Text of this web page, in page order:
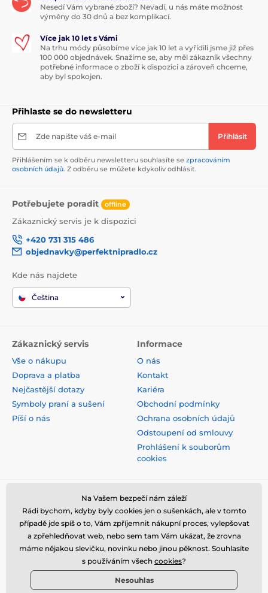
Nesedí Vám vybrané zboží? Nevadí, u nás máte možnost
výměny do 30 dnů a bez komplikací.
Více jak 10 let s Vámi
Na trhu módy působíme více jak 10 let a vyřídili jsme již přes
100 000 objednávek. Snažíme se, aby měl zákazník všechny
potřebné informace o zboží k dispozici a zároveň chceme,
aby byl spokojen.
Přihlaste se do newsletteru
Zde napište váš e-mail Přihlásit
Přihlášením se k odběru newsletteru souhlasíte se zpracováním
osobních údajů. Z odběru se můžete kdykoliv odhlásit.
Potřebujete poradit offline
Zákaznický servis je k dispozici
+420 731 315 486
objednavky@perfektnipradlo.cz
Kde nás najdete
Čeština
Zákaznický servis
Vše o nákupu
Doprava a platba
Nejčastější dotazy
Symboly praní a sušení
Píší o nás
Informace
O nás
Kontakt
Kariéra
Obchodní podmínky
Ochrana osobních údajů
Odstoupení od smlouvy
Prohlášení k souborům
cookies
Bezpečná platba kartou
Na Vašem bezpečí nám záleží
Rádi bychom, kdyby byly cookies jen o sušenkách, ale v tomto
případě jde spíš o to, Vám zpříjemnit nákupní proces, vylepšovat
a zpřehledňovat web, nebo sem tam Vám ukázat, že zrovna
máme nějakou slevičku, novinku nebo jinou pěknost. Souhlasíte
s používáním všech cookies?
Nesouhlas